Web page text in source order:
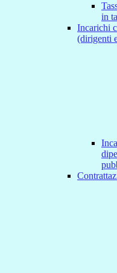
in
Incarichi
(dirigenti